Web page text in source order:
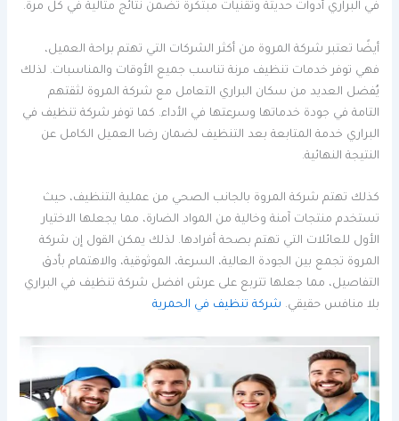
في البراري أدوات حديثة وتقنيات مبتكرة تضمن نتائج مثالية في كل مرة.
أيضًا تعتبر شركة المروة من أكثر الشركات التي تهتم براحة العميل،
فهي توفر خدمات تنظيف مرنة تناسب جميع الأوقات والمناسبات. لذلك
يُفضل العديد من سكان البراري التعامل مع شركة المروة لثقتهم
التامة في جودة خدماتها وسرعتها في الأداء. كما توفر شركة تنظيف في
البراري خدمة المتابعة بعد التنظيف لضمان رضا العميل الكامل عن
النتيجة النهائية.
كذلك تهتم شركة المروة بالجانب الصحي من عملية التنظيف، حيث
تستخدم منتجات آمنة وخالية من المواد الضارة، مما يجعلها الاختيار
الأول للعائلات التي تهتم بصحة أفرادها. لذلك يمكن القول إن شركة
المروة تجمع بين الجودة العالية، السرعة، الموثوقية، والاهتمام بأدق
التفاصيل، مما جعلها تتربع على عرش افضل شركة تنظيف في البراري
بلا منافس حقيقي. شركة تنظيف في الحمرية